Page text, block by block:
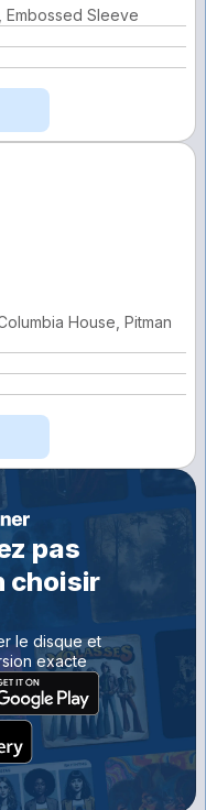
Embossed Sleeve
House, Pitman
pas
choisir
le disque et
exacte